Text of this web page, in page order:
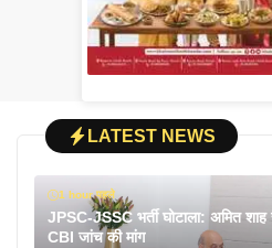
LATEST NEWS
1 hour पहले
JPSC-JSSC भर्ती घोटाला: अमित
CBI जांच की मांग